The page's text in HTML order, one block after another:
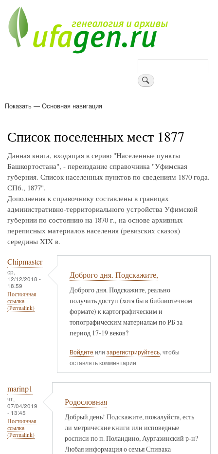
основному
содержанию
Поиск
Основная
Показать — Основная навигация
Список поселенных мест 1877
Данная книга, входящая в серию "Населенные пункты
Башкортостана", - переиздание справочника "Уфимская
губерния. Список населенных пунктов по сведениям 1870 года.
СПб., 1877".
Дополнения к справочнику составлены в границах
административно-территориального устройства Уфимской
губернии по состоянию на 1870 г., на основе архивных
переписных материалов населения (ревизских сказок)
середины XIX в.
Chipmaster
ср,
12/12/2018 -
18:59
Постоянная
ссылка
(Permalink)
Доброго дня. Подскажите,
Доброго дня. Подскажите, реально
получить доступ (хотя бы в библиотечном
формате) к картографическим и
топографическим материалам по РБ за
период 17-19 веков?
Войдите или зарегистрируйтесь, чтобы
оставлять комментарии
marinp1
чт,
07/04/2019
- 13:45
Постоянная
ссылка
(Permalink)
Родословная
Добрый день! Подскажите, пожалуйста, есть
ли метрические книги или исповедные
росписи по п. Поландино, Аургазинский р-н?
Любая информация о семья Спивака